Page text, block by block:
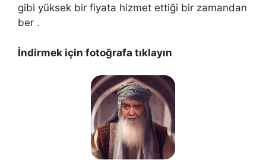
gibi yüksek bir fiyata hizmet ettiği bir zamandan
ber .
İndirmek için fotoğrafa tıklayın